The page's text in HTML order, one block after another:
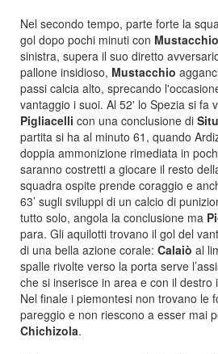
Nel secondo tempo, parte forte la
gol dopo pochi minuti con Mustacchio
sinistra, supera il suo diretto
pallone insidioso, Mustacchio
passi calcia alto, sprecando
vantaggio i suoi. Al 52' lo Spezia si fa
Pigliacelli con una conclusione di
partita si ha al minuto 61, quando
doppia ammonizione rimediata in
saranno costretti a giocare il resto
squadra ospite prende coraggio e
63’ sugli sviluppi di un calcio di
tutto solo, angola la conclusione ma
para. Gli aquilotti trovano il gol del
di una bella azione corale: Calaiò al
spalle rivolte verso la porta serve
che si inserisce in area e con il destro
Nel finale i piemontesi non trovano le
pareggio e non riescono a esser mai
Chichizola.